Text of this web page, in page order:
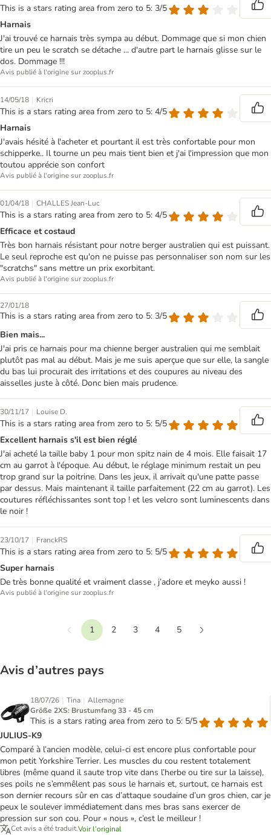
This is a stars rating area from zero to 5: 3/5
Harnais
J'ai trouvé ce harnais très sympa au début. Dommage que si mon chien
tire un peu le scratch se détache ... d'autre part le harnais glisse sur le
dos. Dommage !!!
Avis publié à l'origine sur zooplus.fr
14/05/18 | Kricri
This is a stars rating area from zero to 5: 4/5
Harnais
J'avais hésité à l'acheter et pourtant il est très confortable pour mon
schipperke.. Il tourne un peu mais tient bien et j'ai l'impression que mon
toutou apprécie son confort
Avis publié à l'origine sur zooplus.fr
01/04/18 | CHALLES Jean-Luc
This is a stars rating area from zero to 5: 4/5
Efficace et costaud
Très bon harnais résistant pour notre berger australien qui est puissant.
Le seul reproche est qu'on ne puisse pas personnaliser son nom sur les
"scratchs" sans mettre un prix exorbitant.
Avis publié à l'origine sur zooplus.fr
27/01/18
This is a stars rating area from zero to 5: 3/5
Bien mais...
J'ai pris ce harnais pour ma chienne berger australien qui me semblait
plutôt pas mal au début. Mais je me suis aperçue que sur elle, la sangle
du bas lui procurait des irritations et des coupures au niveau des
aisselles juste à côté. Donc bien mais prudence.
30/11/17 | Louise D.
This is a stars rating area from zero to 5: 5/5
Excellent harnais s'il est bien réglé
J'ai acheté la taille baby 1 pour mon spitz nain de 4 mois. Elle faisait 17
cm au garrot à l'époque. Au début, le réglage minimum restait un peu
trop grand sur la poitrine. Dans les jeux, il arrivait qu'une patte passe
par dessus. Mais maintenant il taille parfaitement (22 cm au garrot). Les
coutures réfléchissantes sont top ! et les velcro sont luminescents dans
le noir !
23/10/17 | FranckRS
This is a stars rating area from zero to 5: 5/5
Super harnais
De très bonne qualité et vraiment classe , j’adore et meyko aussi !
Avis publié à l'origine sur zooplus.fr
Précédent
1 2 3 4
5
Avis d’autres pays
18/07/26 | Tina | Allemagne
Größe 2XS: Brustumfang 33 - 45 cm
This is a stars rating area from zero to 5: 5/5
JULIUS-K9
Comparé à l’ancien modèle, celui-ci est encore plus confortable pour
mon petit Yorkshire Terrier. Les muscles du cou restent totalement
libres (même quand il saute trop vite dans l’herbe ou tire sur la laisse),
ses poils ne s’emmêlent pas sous le harnais et, surtout, ce harnais est
son dernier recours sûr en cas d’attaque soudaine d’un gros chien, car je
peux le soulever immédiatement dans mes bras sans exercer de
pression sur son cou. Pour « nous », c’est le meilleur !
Cet avis a été traduit.Voir l’original